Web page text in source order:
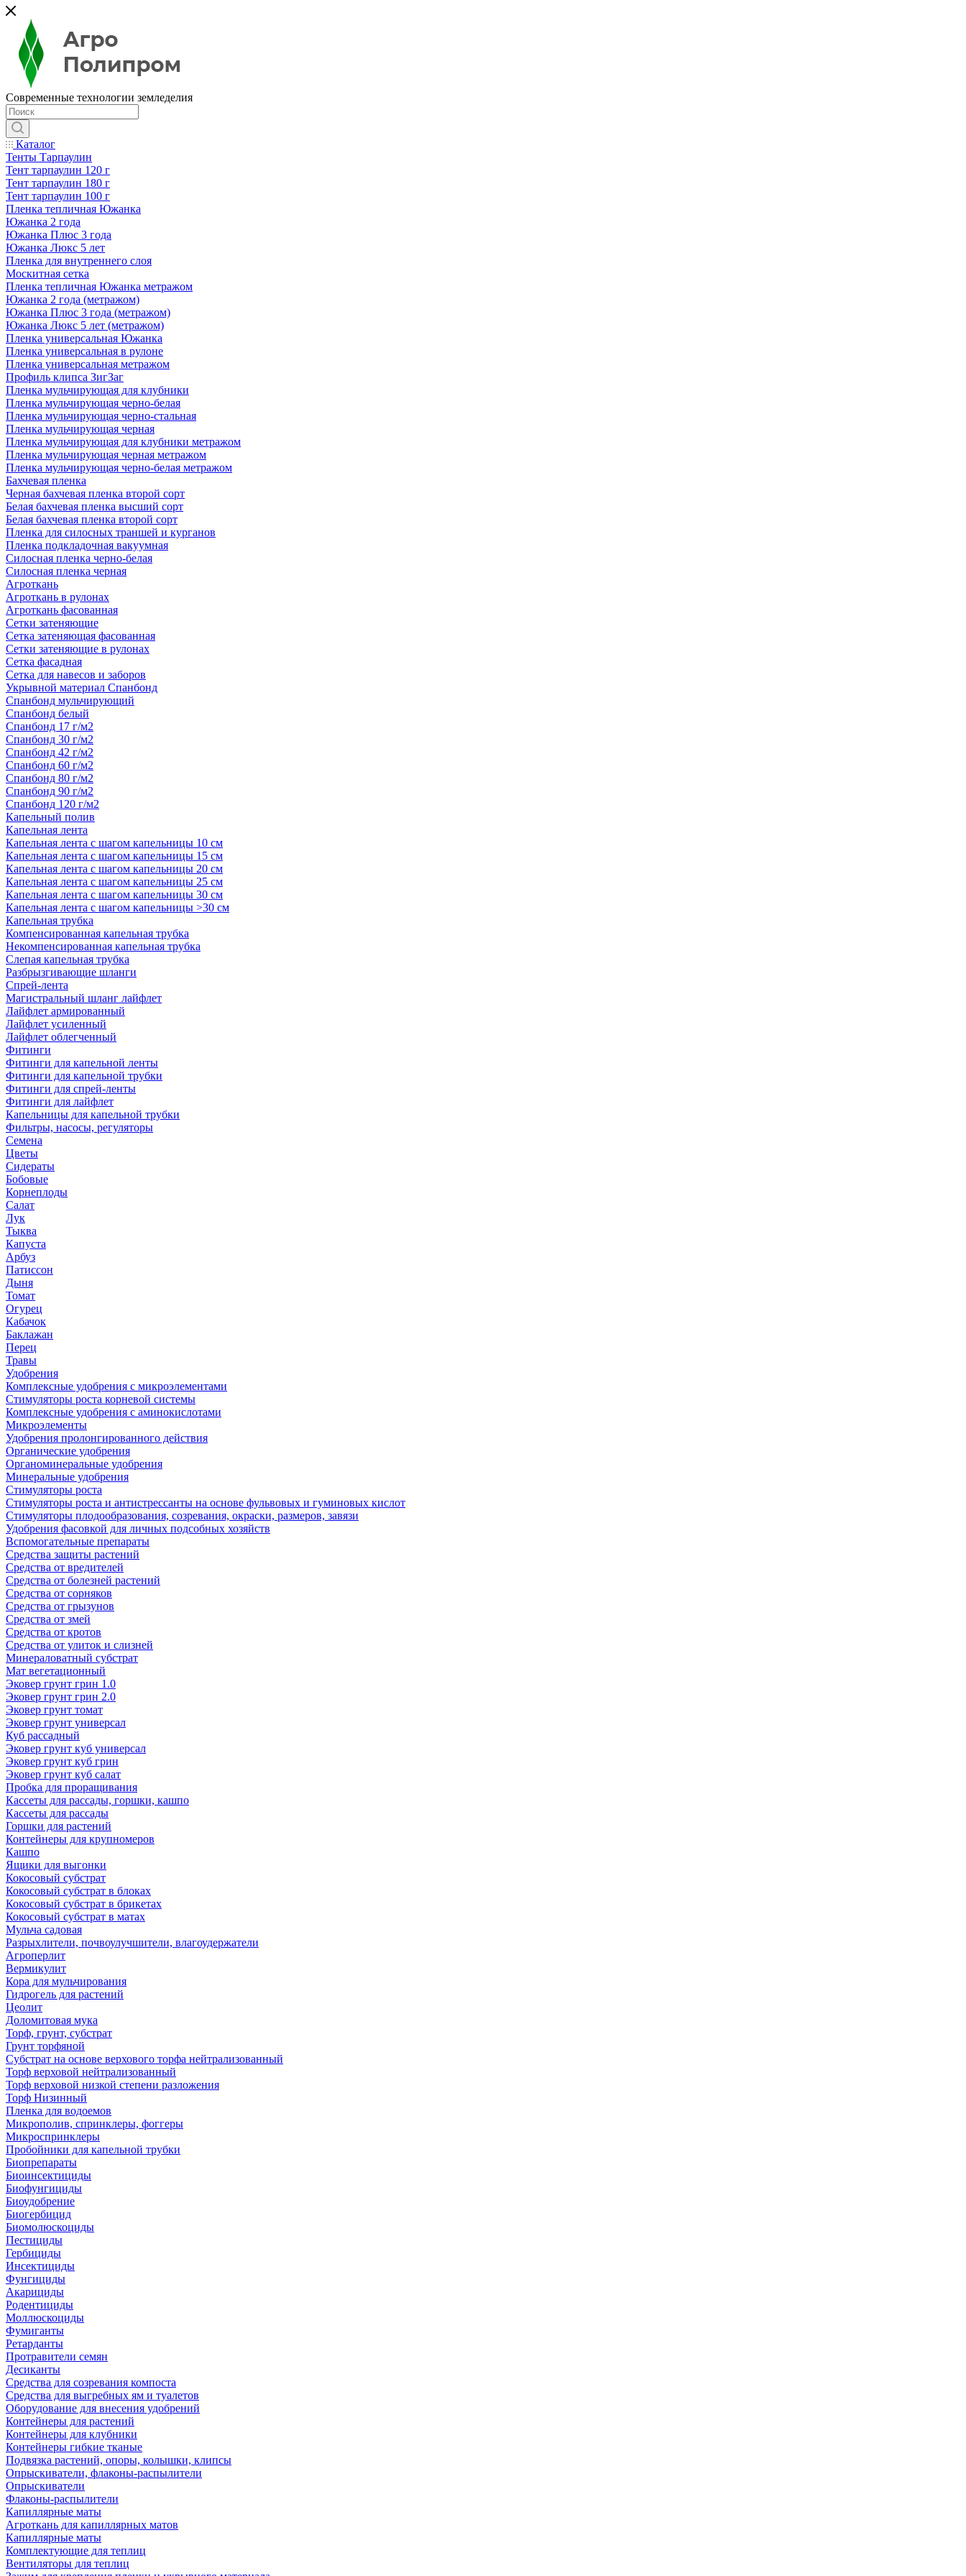
Современные технологии земледелия
Каталог
Тенты Тарпаулин
Тент тарпаулин 120 г
Тент тарпаулин 180 г
Тент тарпаулин 100 г
Пленка тепличная Южанка
Южанка 2 года
Южанка Плюс 3 года
Южанка Люкс 5 лет
Пленка для внутреннего слоя
Москитная сетка
Пленка тепличная Южанка метражом
Южанка 2 года (метражом)
Южанка Плюс 3 года (метражом)
Южанка Люкс 5 лет (метражом)
Пленка универсальная Южанка
Пленка универсальная в рулоне
Пленка универсальная метражом
Профиль клипса ЗигЗаг
Пленка мульчирующая для клубники
Пленка мульчирующая черно-белая
Пленка мульчирующая черно-стальная
Пленка мульчирующая черная
Пленка мульчирующая для клубники метражом
Пленка мульчирующая черная метражом
Пленка мульчирующая черно-белая метражом
Бахчевая пленка
Черная бахчевая пленка второй сорт
Белая бахчевая пленка высший сорт
Белая бахчевая пленка второй сорт
Пленка для силосных траншей и курганов
Пленка подкладочная вакуумная
Силосная пленка черно-белая
Силосная пленка черная
Агроткань
Агроткань в рулонах
Агроткань фасованная
Сетки затеняющие
Сетка затеняющая фасованная
Сетки затеняющие в рулонах
Сетка фасадная
Сетка для навесов и заборов
Укрывной материал Спанбонд
Спанбонд мульчирующий
Спанбонд белый
Спанбонд 17 г/м2
Спанбонд 30 г/м2
Спанбонд 42 г/м2
Спанбонд 60 г/м2
Спанбонд 80 г/м2
Спанбонд 90 г/м2
Спанбонд 120 г/м2
Капельный полив
Капельная лента
Капельная лента с шагом капельницы 10 см
Капельная лента с шагом капельницы 15 см
Капельная лента с шагом капельницы 20 см
Капельная лента с шагом капельницы 25 см
Капельная лента с шагом капельницы 30 см
Капельная лента с шагом капельницы >30 см
Капельная трубка
Компенсированная капельная трубка
Некомпенсированная капельная трубка
Слепая капельная трубка
Разбрызгивающие шланги
Спрей-лента
Магистральный шланг лайфлет
Лайфлет армированный
Лайфлет усиленный
Лайфлет облегченный
Фитинги
Фитинги для капельной ленты
Фитинги для капельной трубки
Фитинги для спрей-ленты
Фитинги для лайфлет
Капельницы для капельной трубки
Фильтры, насосы, регуляторы
Семена
Цветы
Сидераты
Бобовые
Корнеплоды
Салат
Лук
Тыква
Капуста
Арбуз
Патиссон
Дыня
Томат
Огурец
Кабачок
Баклажан
Перец
Травы
Удобрения
Комплексные удобрения с микроэлементами
Стимуляторы роста корневой системы
Комплексные удобрения с аминокислотами
Микроэлементы
Удобрения пролонгированного действия
Органические удобрения
Органоминеральные удобрения
Минеральные удобрения
Стимуляторы роста
Стимуляторы роста и антистрессанты на основе фульвовых и гуминовых кислот
Стимуляторы плодообразования, созревания, окраски, размеров, завязи
Удобрения фасовкой для личных подсобных хозяйств
Вспомогательные препараты
Средства защиты растений
Средства от вредителей
Средства от болезней растений
Средства от сорняков
Средства от грызунов
Средства от змей
Средства от кротов
Средства от улиток и слизней
Минераловатный субстрат
Мат вегетационный
Эковер грунт грин 1.0
Эковер грунт грин 2.0
Эковер грунт томат
Эковер грунт универсал
Куб рассадный
Эковер грунт куб универсал
Эковер грунт куб грин
Эковер грунт куб салат
Пробка для проращивания
Кассеты для рассады, горшки, кашпо
Кассеты для рассады
Горшки для растений
Контейнеры для крупномеров
Кашпо
Ящики для выгонки
Кокосовый субстрат
Кокосовый субстрат в блоках
Кокосовый субстрат в брикетах
Кокосовый субстрат в матах
Мульча садовая
Разрыхлители, почвоулучшители, влагоудержатели
Агроперлит
Вермикулит
Кора для мульчирования
Гидрогель для растений
Цеолит
Доломитовая мука
Торф, грунт, субстрат
Грунт торфяной
Субстрат на основе верхового торфа нейтрализованный
Торф верховой нейтрализованный
Торф верховой низкой степени разложения
Торф Низинный
Пленка для водоемов
Микрополив, спринклеры, фоггеры
Микроспринклеры
Пробойники для капельной трубки
Биопрепараты
Биоинсектициды
Биофунгициды
Биоудобрение
Биогербицид
Биомолюскоциды
Пестициды
Гербициды
Инсектициды
Фунгициды
Акарициды
Родентициды
Моллюскоциды
Фумиганты
Ретарданты
Протравители семян
Десиканты
Средства для созревания компоста
Средства для выгребных ям и туалетов
Оборудование для внесения удобрений
Контейнеры для растений
Контейнеры для клубники
Контейнеры гибкие тканые
Подвязка растений, опоры, колышки, клипсы
Опрыскиватели, флаконы-распылители
Опрыскиватели
Флаконы-распылители
Капиллярные маты
Агроткань для капиллярных матов
Капиллярные маты
Комплектующие для теплиц
Вентиляторы для теплиц